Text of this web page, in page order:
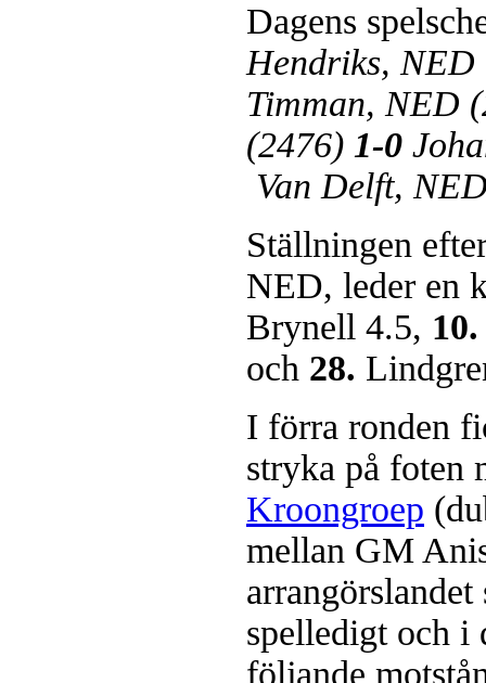
Dagens
Hendriks,
Timman, NED
(2476) 1-0
Van Delft,
Ställningen
NED, leder en
Brynell 4.5, 10.
och 28.
I förra ronden
stryka på
Kroongroep
mellan GM
spelledigt och i
följande